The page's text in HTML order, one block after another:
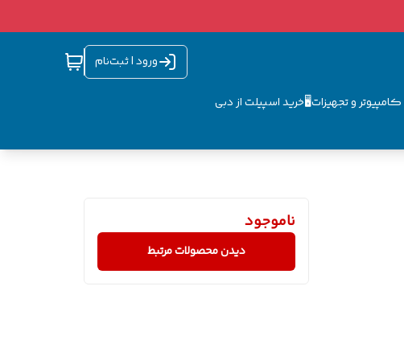
ورود | ثبت‌نام
کامپیوتر و تجهیزات🖥️خرید اسپیلت از دبی
ناموجود
دیدن محصولات مرتبط